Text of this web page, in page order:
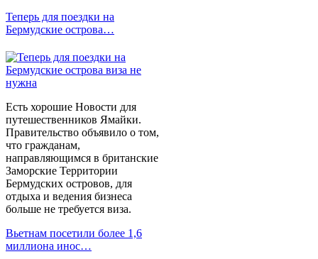
Теперь для поездки на
Бермудские острова…
Есть хорошие Новости для
путешественников Ямайки.
Правительство объявило о том,
что гражданам,
направляющимся в британские
Заморские Территории
Бермудских островов, для
отдыха и ведения бизнеса
больше не требуется виза.
Вьетнам посетили более 1,6
миллиона инос…